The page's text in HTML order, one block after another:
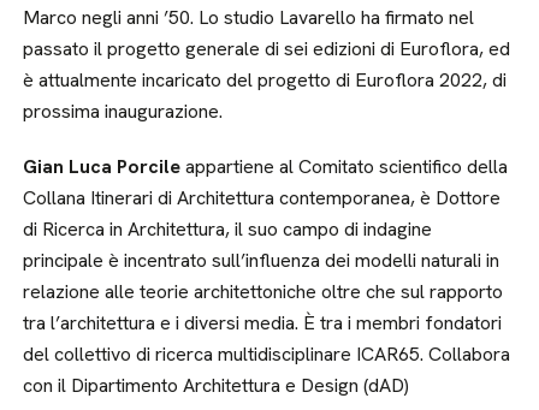
Marco negli anni ’50. Lo studio Lavarello ha firmato nel
passato il progetto generale di sei edizioni di Euroflora, ed
è attualmente incaricato del progetto di Euroflora 2022, di
prossima inaugurazione.
Gian Luca Porcileappartiene al Comitato scientifico della
Collana Itinerari di Architettura contemporanea, è Dottore
di Ricerca in Architettura, il suo campo di indagine
principale è incentrato sull’influenza dei modelli naturali in
relazione alle teorie architettoniche oltre che sul rapporto
tra l’architettura e i diversi media. È tra i membri fondatori
del collettivo di ricerca multidisciplinare ICAR65. Collabora
con il Dipartimento Architettura e Design (dAD)